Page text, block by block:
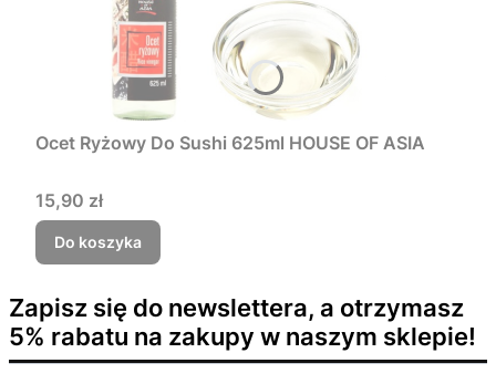
Ocet Ryżowy Do Sushi 625ml HOUSE OF ASIA
Cena
15,90 zł
Do koszyka
Zapisz się do newslettera, a otrzymasz
5% rabatu na zakupy w naszym sklepie!